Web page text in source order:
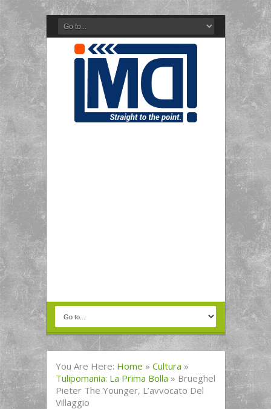
You Are Here: Home » Cultura »
Tulipomania: La Prima Bolla » Brueghel
Pieter The Younger, L’avvocato Del
Villaggio